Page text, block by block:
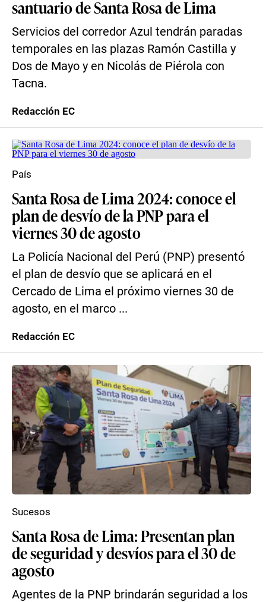
santuario de Santa Rosa de Lima
Servicios del corredor Azul tendrán paradas
temporales en las plazas Ramón Castilla y
Dos de Mayo y en Nicolás de Piérola con
Tacna.
Redacción EC
Santa Rosa de Lima 2024: conoce el
plan de desvío de la PNP para el
viernes 30 de agosto
La Policía Nacional del Perú (PNP) presentó
el plan de desvío que se aplicará en el
Cercado de Lima el próximo viernes 30 de
agosto, en el marco ...
País
Redacción EC
Santa Rosa de Lima: Presentan plan
de seguridad y desvíos para el 30 de
agosto
Agentes de la PNP brindarán seguridad a los
Sucesos